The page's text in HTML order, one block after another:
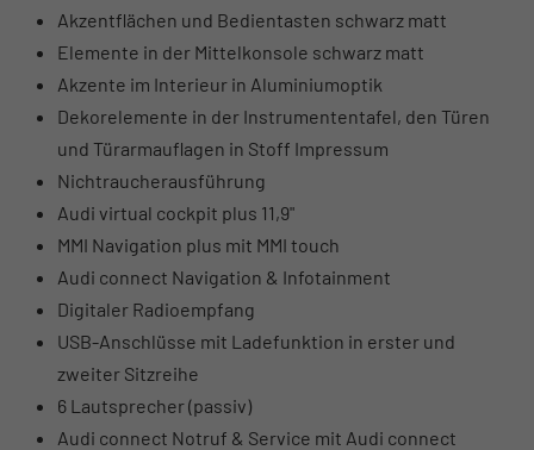
Akzentflächen und Bedientasten schwarz matt
Elemente in der Mittelkonsole schwarz matt
Akzente im Interieur in Aluminiumoptik
Dekorelemente in der Instrumententafel, den Türen
und Türarmauflagen in Stoff Impressum
Nichtraucherausführung
Audi virtual cockpit plus 11,9"
MMI Navigation plus mit MMI touch
Audi connect Navigation & Infotainment
Digitaler Radioempfang
USB-Anschlüsse mit Ladefunktion in erster und
zweiter Sitzreihe
6 Lautsprecher (passiv)
Audi connect Notruf & Service mit Audi connect